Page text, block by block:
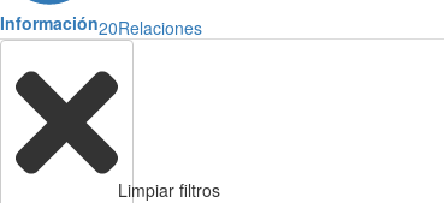
Información20Relaciones
Limpiar filtros